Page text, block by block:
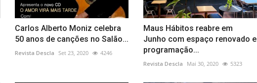
Carlos Alberto Moniz celebra
50 anos de canções no Salão...
Revista Descla Set 23, 2020 4246
Maus Hábitos reabre em
Junho com espaço renovado e
programação...
Revista Descla Mai 30, 2020 5323